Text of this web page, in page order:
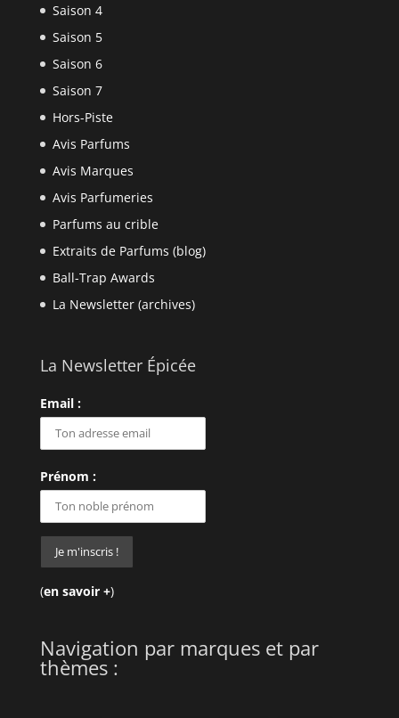
Saison 4
Saison 5
Saison 6
Saison 7
Hors-Piste
Avis Parfums
Avis Marques
Avis Parfumeries
Parfums au crible
Extraits de Parfums (blog)
Ball-Trap Awards
La Newsletter (archives)
La Newsletter Épicée
Email :
Prénom :
(en savoir +)
Navigation par marques et par
thèmes :